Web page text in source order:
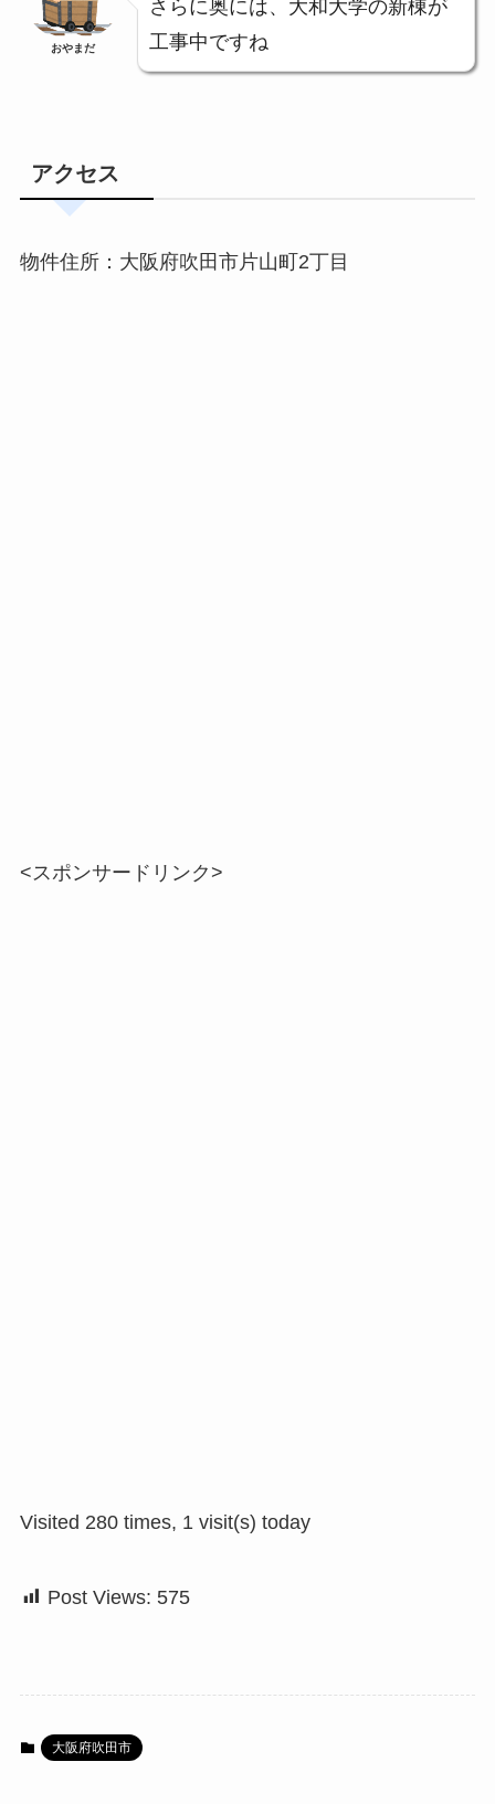
おやまだ
さらに奥には、大和大学の新棟が
工事中ですね
アクセス
物件住所：大阪府吹田市片山町2丁目
<スポンサードリンク>
Visited 280 times, 1 visit(s) today
Post Views: 575
大阪府吹田市